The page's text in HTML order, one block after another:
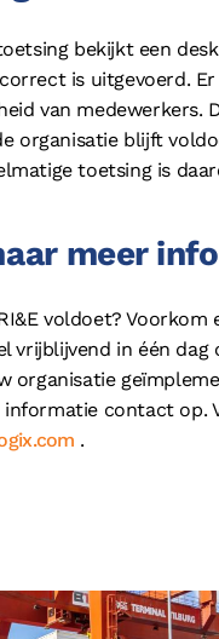
bekijkt een
is uitgevoerd.
van medewerkers.
organisatie blijft
toetsing is
meer
voldoet?
vrijblijvend in één
organisatie
contact op.
.